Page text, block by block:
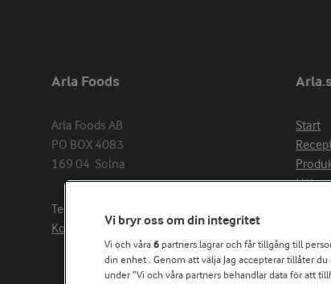
Arla Foods
Arla Foods AB
PO BOX 4083
169 04  Solna
Telefon:
Kontakta oss
Start
Hälsa
Om
Vi bryr oss om din integritet
Vi och våra 6 partners lagrar och får tillgång till
din enhet . Genom att välja Jag accepterar tillåter
under ”Vi och våra partners behandlar data för att